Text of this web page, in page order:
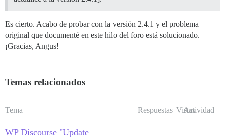
Es cierto. Acabo de probar con la versión 2.4.1 y el problema
original que documenté en este hilo del foro está solucionado.
¡Gracias, Angus!
Temas relacionados
Tema Respuestas Vistas
Actividad
WP Discourse "Update